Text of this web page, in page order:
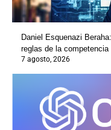
Daniel Esquenazi
reglas de la competencia
7 agosto, 2026